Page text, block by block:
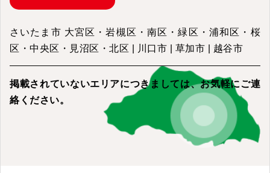
さいたま市 大宮区・岩槻区・南区・緑区・浦和区・桜
区・中央区・見沼区・北区 | 川口市 | 草加市 | 越谷市
掲載されていないエリアにつきましては、お気軽にご連
絡ください。